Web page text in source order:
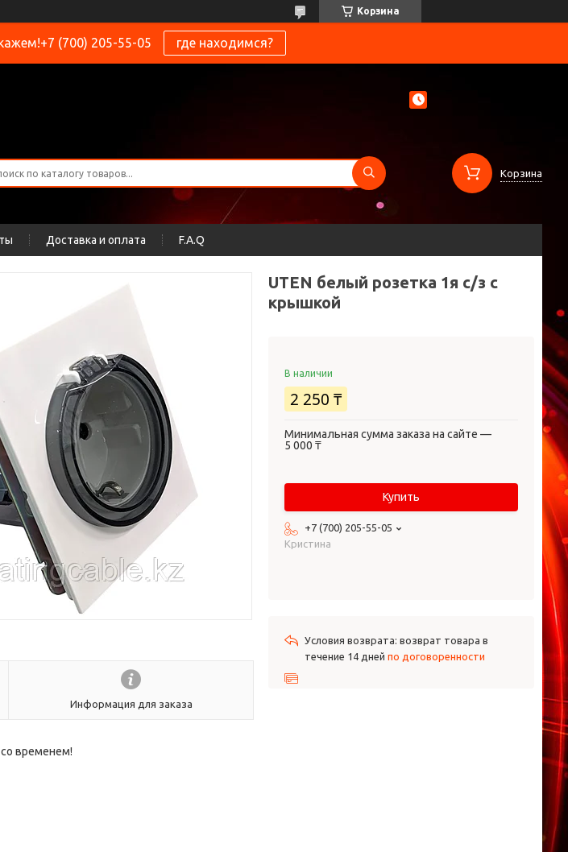
Корзина
(700) 205-55-05 где находимся?
Корзина
Доставка и оплата F.A.Q
Информация для заказа
временем!
UTEN белый розетка 1я с/з с
крышкой
В наличии
2 250 ₸
Минимальная сумма заказа на сайте —
5 000 ₸
Купить
+7 (700) 205-55-05
Кристина
возврат товара в
течение 14 дней по договоренности